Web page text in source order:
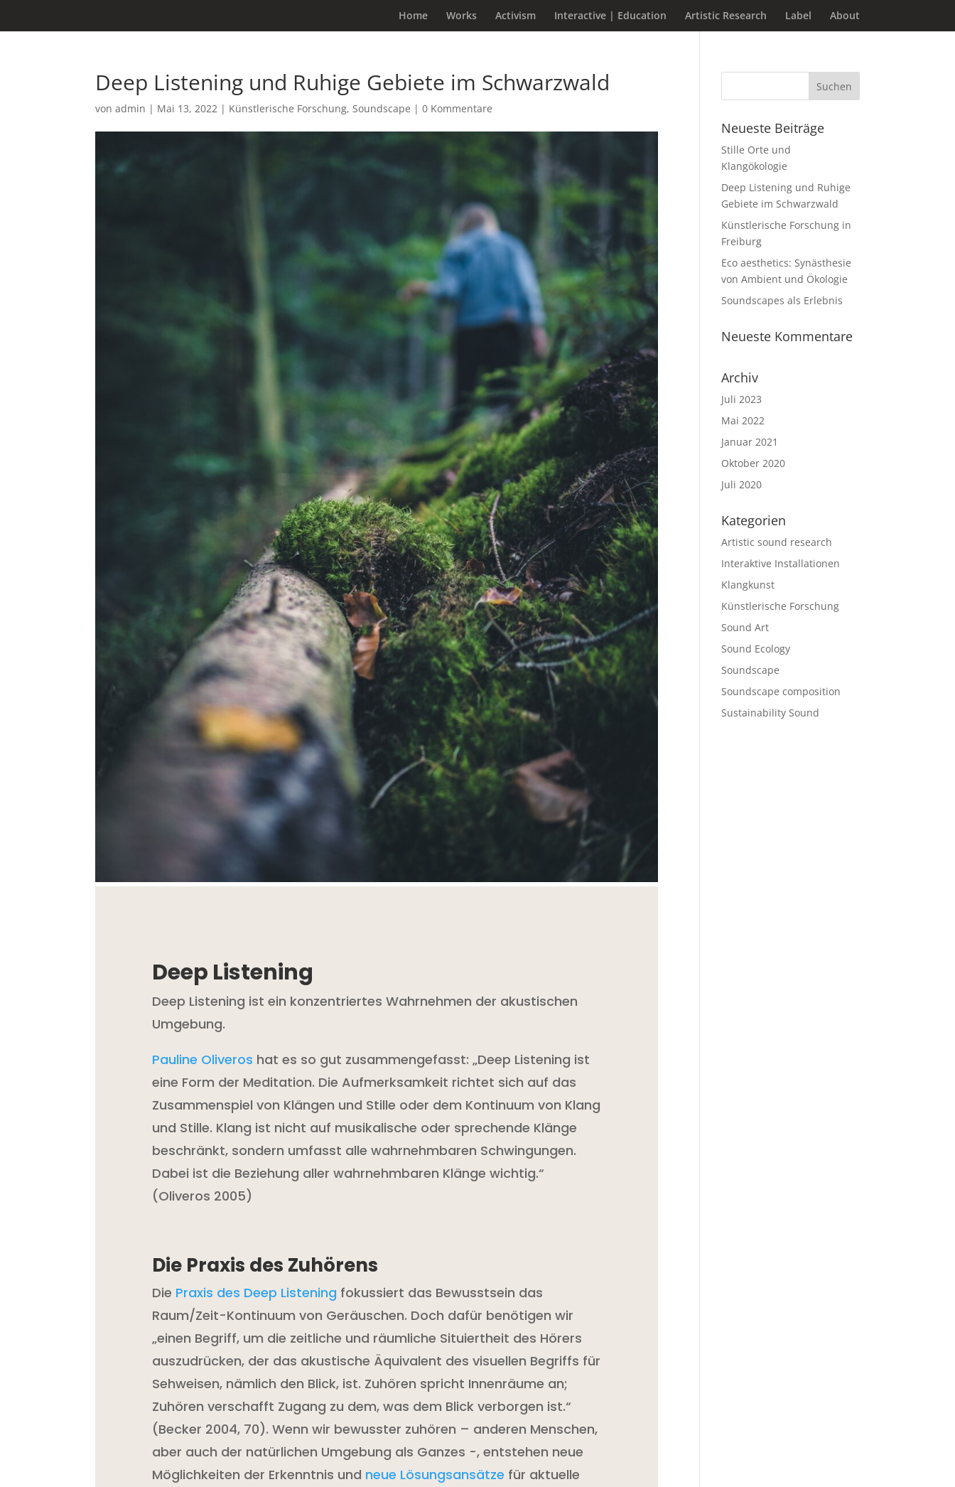
Home Works Activism Interactive | Education Artistic Research Label About
Deep Listening und Ruhige Gebiete im Schwarzwald
vonadmin | Mai 13, 2022 | Künstlerische Forschung,Soundscape |0 Kommentare
Deep Listening
Deep Listening ist ein konzentriertes Wahrnehmen der akustischen
Umgebung.
Pauline Oliveros hat es so gut zusammengefasst: „Deep Listening ist
eine Form der Meditation. Die Aufmerksamkeit richtet sich auf das
Zusammenspiel von Klängen und Stille oder dem Kontinuum von Klang
und Stille. Klang ist nicht auf musikalische oder sprechende Klänge
beschränkt, sondern umfasst alle wahrnehmbaren Schwingungen.
Dabei ist die Beziehung aller wahrnehmbaren Klänge wichtig.“
(Oliveros 2005)
Die Praxis des Zuhörens
Die Praxis des Deep Listening fokussiert das Bewusstsein das
Raum/Zeit-Kontinuum von Geräuschen. Doch dafür benötigen wir
„einen Begriff, um die zeitliche und räumliche Situiertheit des Hörers
auszudrücken, der das akustische Äquivalent des visuellen Begriffs für
Sehweisen, nämlich den Blick, ist. Zuhören spricht Innenräume an;
Zuhören verschafft Zugang zu dem, was dem Blick verborgen ist.“
(Becker 2004, 70). Wenn wir bewusster zuhören – anderen Menschen,
aber auch der natürlichen Umgebung als Ganzes -, entstehen neue
Möglichkeiten der Erkenntnis und neue Lösungsansätze für aktuelle
Neueste Beiträge
Stille Orte und
Klangökologie
Deep Listening und Ruhige
Gebiete im Schwarzwald
Künstlerische Forschung in
Freiburg
Eco aesthetics: Synästhesie
von Ambient und Ökologie
Soundscapes als Erlebnis
Neueste Kommentare
Archiv
Juli 2023
Mai 2022
Januar 2021
Oktober 2020
Juli 2020
Kategorien
Artistic sound research
Interaktive Installationen
Klangkunst
Künstlerische Forschung
Sound Art
Sound Ecology
Soundscape
Soundscape composition
Sustainability Sound